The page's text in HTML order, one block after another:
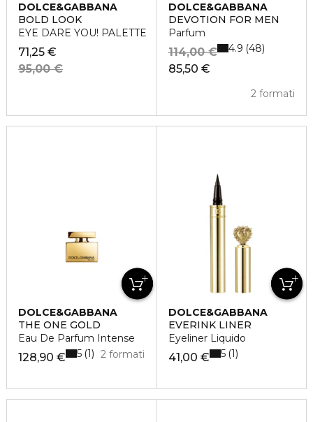
DOLCE&GABBANA
BOLD LOOK
EYE DARE YOU! PALETTE
71,25 €
95,00 €
DOLCE&GABBANA
DEVOTION FOR MEN
Parfum
85,50 €
114,00 €
2 formati
4.9 48
DOLCE&GABBANA
THE ONE GOLD
Eau De Parfum Intense
128,90 € 2 formati
5 1
DOLCE&GABBANA
EVERINK LINER
Eyeliner Liquido
41,00 € 5 1